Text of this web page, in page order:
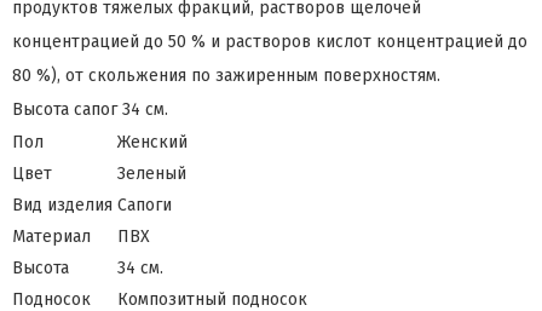
продуктов тяжелых фракций, растворов щелочей
концентрацией до 50 % и растворов кислот концентрацией до
80 %), от скольжения по зажиренным поверхностям.
Высота сапог 34 см.
Пол
Женский
Цвет
Зеленый
Вид изделия Сапоги
Материал
ПВХ
Высота
34 см.
Подносок
Композитный подносок